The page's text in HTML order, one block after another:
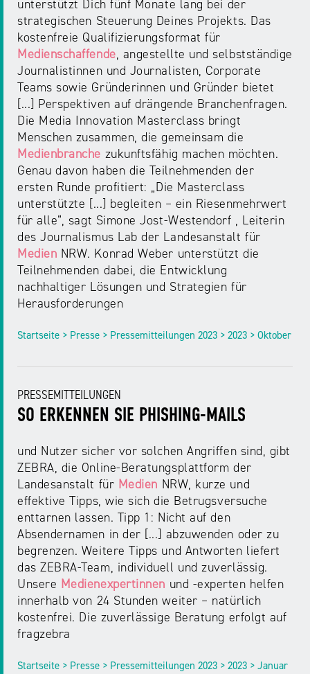
unterstützt Dich fünf Monate lang bei der
strategischen Steuerung Deines Projekts. Das
kostenfreie Qualifizierungsformat für
Medienschaffende, angestellte und selbstständige
Journalistinnen und Journalisten, Corporate
Teams sowie Gründerinnen und Gründer bietet
[...] Perspektiven auf drängende Branchenfragen.
Die Media Innovation Masterclass bringt
Menschen zusammen, die gemeinsam die
Medienbranche zukunftsfähig machen möchten.
Genau davon haben die Teilnehmenden der
ersten Runde profitiert: „Die Masterclass
unterstützte [...] begleiten – ein Riesenmehrwert
für alle“, sagt Simone Jost-Westendorf , Leiterin
des Journalismus Lab der Landesanstalt für
Medien NRW. Konrad Weber unterstützt die
Teilnehmenden dabei, die Entwicklung
nachhaltiger Lösungen und Strategien für
Herausforderungen
Startseite > Presse > Pressemitteilungen 2023 > 2023 > Oktober
PRESSEMITTEILUNGEN
SO ERKENNEN SIE PHISHING-MAILS
und Nutzer sicher vor solchen Angriffen sind, gibt
ZEBRA, die Online-Beratungsplattform der
Landesanstalt für Medien NRW, kurze und
effektive Tipps, wie sich die Betrugsversuche
enttarnen lassen. Tipp 1: Nicht auf den
Absendernamen in der [...] abzuwenden oder zu
begrenzen. Weitere Tipps und Antworten liefert
das ZEBRA-Team, individuell und zuverlässig.
Unsere Medienexpertinnen und -experten helfen
innerhalb von 24 Stunden weiter – natürlich
kostenfrei. Die zuverlässige Beratung erfolgt auf
fragzebra
Startseite > Presse > Pressemitteilungen 2023 > 2023 > Januar